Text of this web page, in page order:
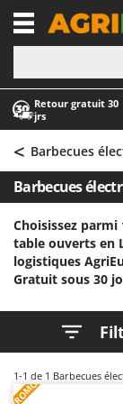
Retour gratuit 30
jrs
-1
A
Abris de
Aérateurs
Aspirateurs
A
AgriEuro
AgriEuro
AGT
Aima
Airmec
AL-KO
ALA 2000
Alce
< Barbecues
Barbecues
Choisissez parmi
table ouverts en
logistiques
Gratuit sous 30
1-1 de 1 Barbecues
PROMO